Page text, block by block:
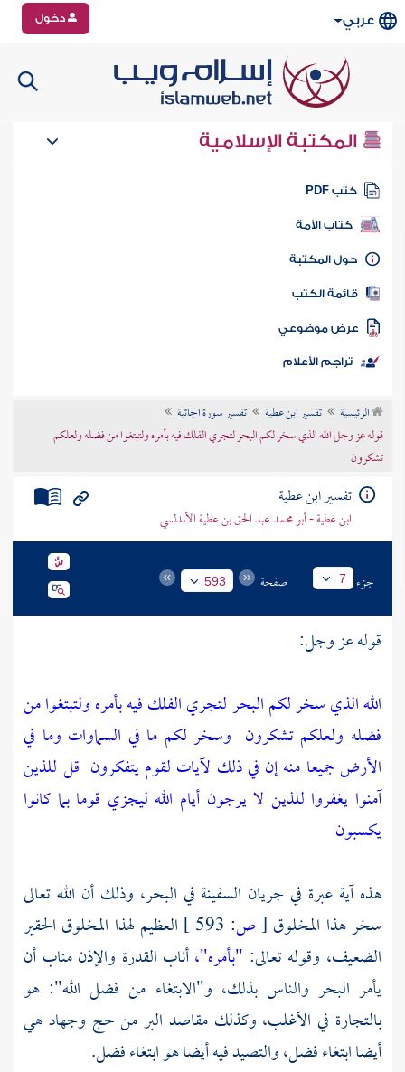
عربي دخول
المكتبة الإسلامية
كتب PDF
كتاب الأمة
المكتبة
الكتب
موضوعي
تراجم الأعلام
الرئيسية تفسير ابن عطية
تفسير سورة الجاثية
قوله عز وجل الله الذي سخر لكم البحر لتجري الفلك فيه بأمره ولتبتغوا من فضله ولعلكم
تشكرون
تفسير ابن عطية
ابن عطية - أبو محمد عبد الحق بن عطية الأندلسي
جزء 7 صفحة 593
قوله عز وجل:
الله الذي سخر لكم البحر لتجري الفلك فيه بأمره ولتبتغوا من
فضله ولعلكم تشكرون وسخر لكم ما في السماوات وما في
الأرض جميعا منه إن في ذلك لآيات لقوم يتفكرون قل للذين
آمنوا يغفروا للذين لا يرجون أيام الله ليجزي قوما بما كانوا
يكسبون
هذه آية عبرة في جريان السفينة في البحر، وذلك أن الله تعالى
سخر هذا المخلوق [ص:
العظيم لهذا المخلوق الحقير
الضعيف، وقوله تعالى: "بأمره"،أناب القدرة والإذن مناب أن
يأمر البحر والناس بذلك، و"الابتغاء من فضل الله": هو
بالتجارة في الأغلب، وكذلك مقاصد البر من حج وجهاد هي
أيضا ابتغاء فضل، والتصيد فيه أيضا هو ابتغاء فضل.